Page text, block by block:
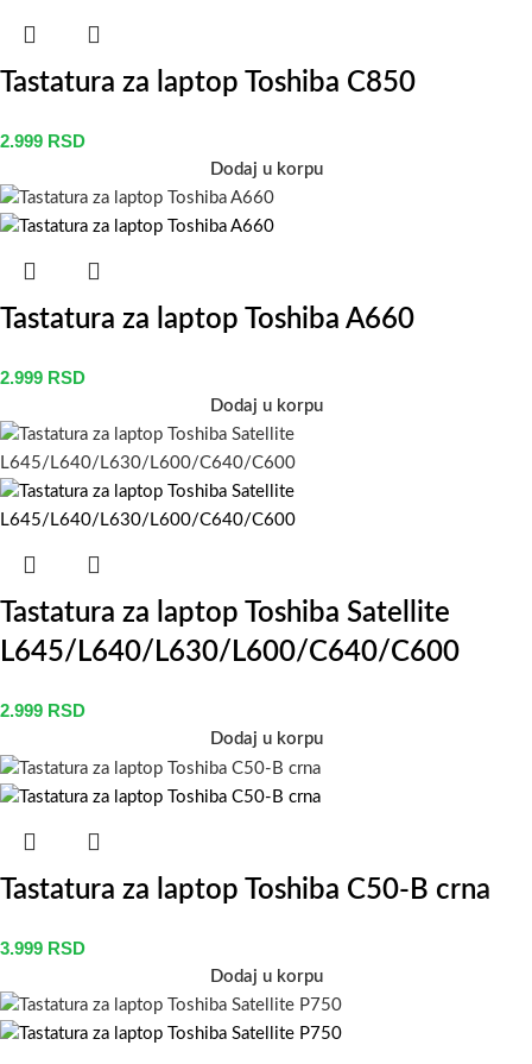
Tastatura za laptop Toshiba C850
2.999 RSD
Dodaj u korpu
Tastatura za laptop Toshiba A660
2.999 RSD
Dodaj u korpu
Tastatura za laptop Toshiba Satellite
L645/L640/L630/L600/C640/C600
2.999 RSD
Dodaj u korpu
Tastatura za laptop Toshiba C50-B crna
3.999 RSD
Dodaj u korpu